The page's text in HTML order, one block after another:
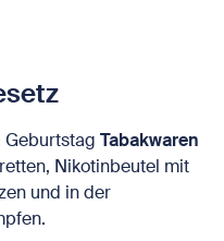
Geburtstag Tabakwaren
Nikotinbeutel mit
und in der